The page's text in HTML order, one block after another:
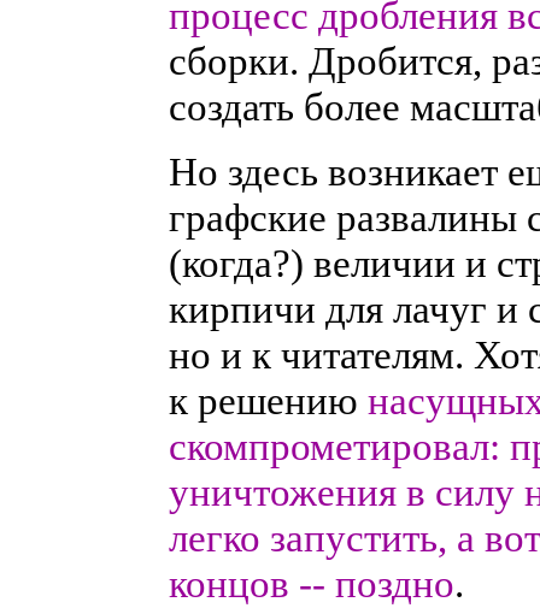
процесс дробления
сборки. Дробится,
создать более
Но здесь возникает
графские
(когда?) величии и
кирпичи для лачуг и
но и к читателям.
к решению
скомпрометировал:
уничтожения в силу
легко запустить, а
концов -- поздно.